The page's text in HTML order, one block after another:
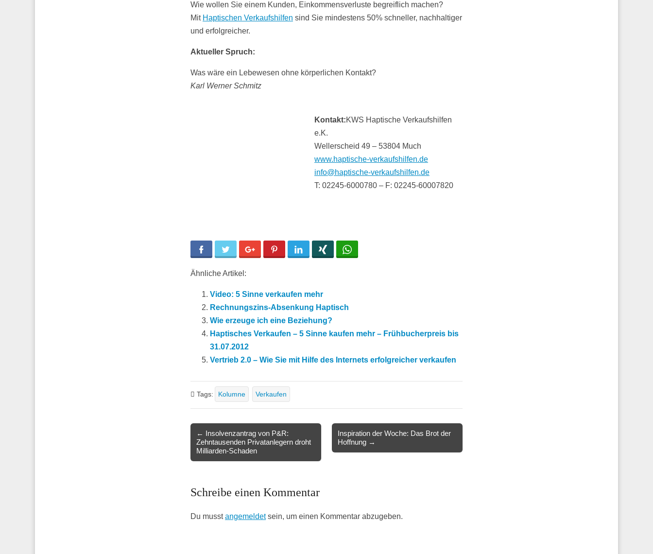
Wie wollen Sie einem Kunden, Einkommensverluste begreiflich machen?
Mit Haptischen Verkaufshilfen sind Sie mindestens 50% schneller, nachhaltiger
und erfolgreicher.
Aktueller Spruch:
Was wäre ein Lebewesen ohne körperlichen Kontakt?
Karl Werner Schmitz
Kontakt:KWS Haptische Verkaufshilfen
e.K.
Wellerscheid 49 – 53804 Much
www.haptische-verkaufshilfen.de
info@haptische-verkaufshilfen.de
T: 02245-6000780 – F: 02245-60007820
Facebook Twitter Google+ Pinterest LinkedIn
Ähnliche Artikel:
Video: 5 Sinne verkaufen mehr
Rechnungszins-Absenkung Haptisch
Wie erzeuge ich eine Beziehung?
Haptisches Verkaufen – 5 Sinne kaufen mehr – Frühbucherpreis bis
31.07.2012
Vertrieb 2.0 – Wie Sie mit Hilfe des Internets erfolgreicher verkaufen
Tags: Kolumne Verkaufen
navigation
← Insolvenzantrag von P&R:
Zehntausenden Privatanlegern droht
Milliarden-Schaden
Inspiration der Woche: Das Brot der
Hoffnung →
Schreibe einen Kommentar
Du musstangemeldetsein, um einen Kommentar abzugeben.